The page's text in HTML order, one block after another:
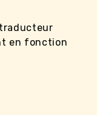
en fonction